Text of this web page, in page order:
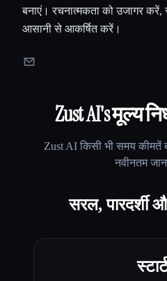
बनाएं। रचनात्मकता को उजागर
आसानी से आकर्षित करें।
Zust AI's मूल्य
Zust AIकिसी भी समय कीमतें
नवीनतम
सरल, पारदर्शी